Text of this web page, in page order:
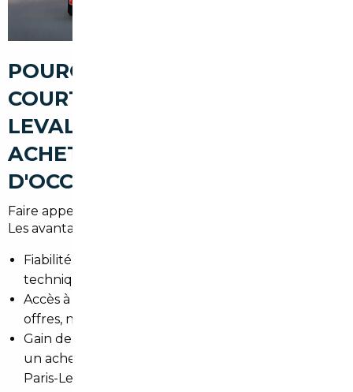
POURQUOI PASSER PAR UN
COURTIER AUTOMOBILE À
LEVALLOIS-PERRET POUR
ACHETER UNE VOITURE
D'OCCASION
Faire appel à un professionnel local sécurise l'achat.
Les avantages principaux sont :
Fiabilité des transactions grâce à des contrôles
techniques et historiques approfondis.
Accès à un réseau européen pour de meilleures
offres, notamment en Allemagne et en Belgique.
Gain de temps et simplification administrative pour
un acheteur vivant près de la Défense ou sur l'axe
Paris-Levallois.